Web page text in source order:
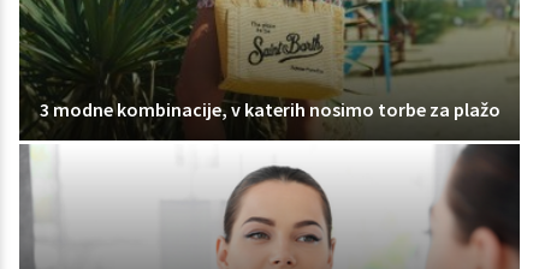
3 modne kombinacije, v katerih nosimo torbe za plažo